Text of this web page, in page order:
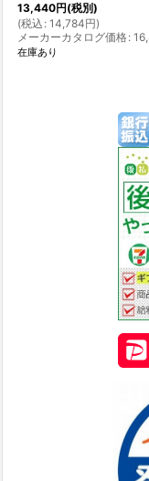
13,440円(税別)
(税込 : 14,784円)
メーカーカタログ価格:
在庫あり